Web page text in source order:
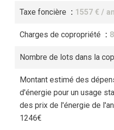
Taxe foncière 1557 € / an
Charges de copropriété
Nombre de lots dans la
Montant estimé des
d'énergie pour un usage
des prix de l'énergie de
1246€